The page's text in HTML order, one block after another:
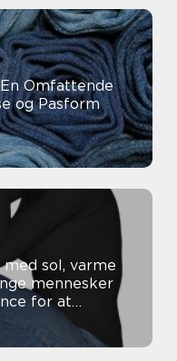
Omfattende
og Pasform
sol, varme
mennesker
for at
med nye